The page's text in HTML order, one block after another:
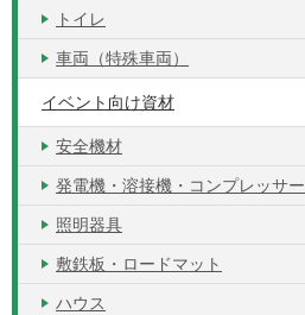
トイレ
車両（特殊車両）
イベント向け資材
安全機材
発電機・溶接機・コンプレッサー
照明器具
敷鉄板・ロードマット
ハウス